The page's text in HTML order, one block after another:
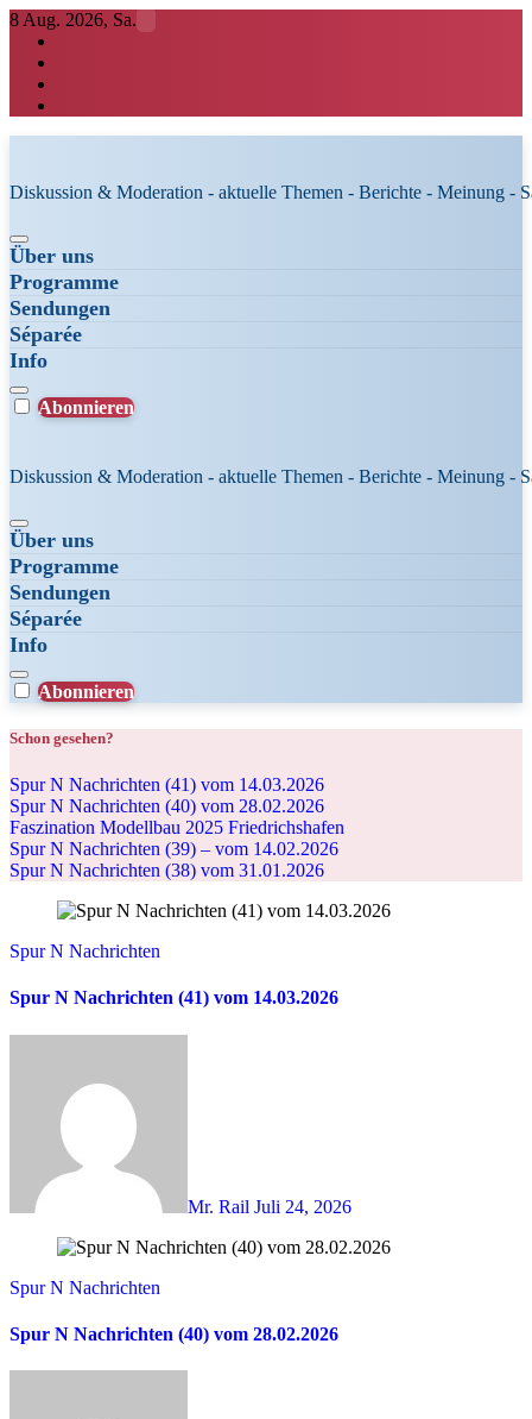
Zum
Inhalt
springen
8 Aug. 2026, Sa.
Diskussion & Moderation - aktuelle Themen - Berichte - Meinung -
Über uns
Programme
Sendungen
Séparée
Info
Abonnieren
Diskussion & Moderation - aktuelle Themen - Berichte - Meinung -
Über uns
Programme
Sendungen
Séparée
Info
Abonnieren
Schon gesehen?
Spur N Nachrichten (41) vom 14.03.2026
Spur N Nachrichten (40) vom 28.02.2026
Faszination Modellbau 2025 Friedrichshafen
Spur N Nachrichten (39) – vom 14.02.2026
Spur N Nachrichten (38) vom 31.01.2026
Spur N Nachrichten
Spur N Nachrichten (41) vom 14.03.2026
Mr. Rail Juli 24, 2026
Spur N Nachrichten
Spur N Nachrichten (40) vom 28.02.2026